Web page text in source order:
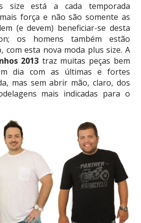
size está a cada temporada
força e não são somente as
(e devem) beneficiar-se desta
os homens também estão
com esta nova moda plus size. A
2013 traz muitas peças bem
dia com as últimas e fortes
mas sem abrir mão, claro, dos
mais indicadas para o